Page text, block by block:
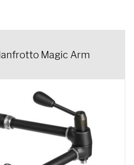
Magic Arm